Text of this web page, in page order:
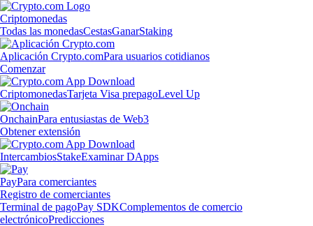
Criptomonedas
Todas las monedasCestasGanarStaking
Aplicación Crypto.comPara usuarios cotidianos
Comenzar
CriptomonedasTarjeta Visa prepagoLevel Up
OnchainPara entusiastas de Web3
Obtener extensión
IntercambiosStakeExaminar DApps
PayPara comerciantes
Registro de comerciantes
Terminal de pagoPay SDKComplementos de comercio
electrónicoPredicciones